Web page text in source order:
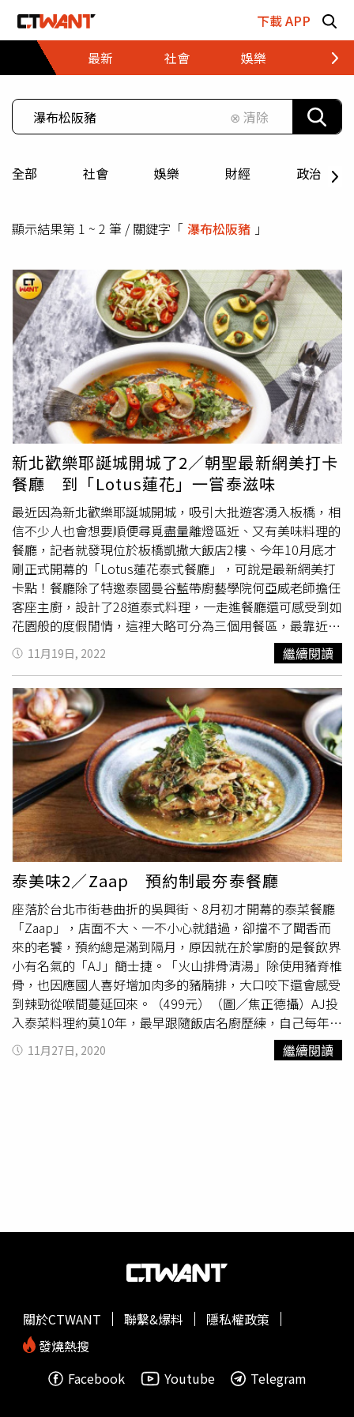
下載 APP
最新
社會 娛樂 財經
⊗ 清除
全部 社會 娛樂 財經 政治
顯示結果第 1 ~ 2 筆 / 關鍵字「 瀑布松阪豬 」
新北歡樂耶誕城開城了2／朝聖最新網美打卡
餐廳 到「Lotus蓮花」一嘗泰滋味
最近因為新北歡樂耶誕城開城，吸引大批遊客湧入板橋，相
信不少人也會想要順便尋覓盡量離燈區近、又有美味料理的
餐廳，記者就發現位於板橋凱撒大飯店2樓、今年10月底才
剛正式開幕的「Lotus蓮花泰式餐廳」，可說是最新網美打
卡點！餐廳除了特邀泰國曼谷藍帶廚藝學院何亞威老師擔任
客座主廚，設計了28道泰式料理，一走進餐廳還可感受到如
花園般的度假閒情，這裡大略可分為三個用餐區，最靠近入
門處的這區結合大幅蓮花壁畫及鸚鵡木雕，帶出熱帶風情，
後面兩區則結合更多綠意植栽與手工藤編元素，加上輕工業
風燈具妝點，呈現清新夢幻的風格。「一口泰」據傳是泰北
公主介紹給泰國國王拉瑪五世的菜色，後也成為泰國皇室經
典開胃菜，吃法是以假蒟葉包裹各式食材入口。（480元，
圖／趙文彬攝）仔細端詳菜單，最特別的可說是有百年歷史
的開胃菜「馬荷」，菜名的泰文原意為「奔馳的馬」，源自
早期富貴人家時常需要接待遠方來客，這道菜便是廚房端出
來應急的菜，主要食材包括豬肉、蝦、花生米、椰絲、水果
及棕櫚糖，上頭的豬肉球讓人聯想到滷肉月餅的鹹甜內餡；
另外還有可依喜好包入不同風味食材的「一口泰」，選用手
掌大小的新鮮假蒟葉，讓客人自行挑選羅望子、烤椰絲、花
生米、烤蝦米、紅葱頭、薑、檸檬角、辣椒等包覆入口，
鹹、甜、辣、酸等味道交織在口中，很是特別。「
豬」以薄荷、檸檬、烤糯米粉、乾辣椒碎等為松阪豬提味，
既有咬勁又酸辣可口。（380元，圖／趙文彬攝）用餐區以
大量窗戶引進自然採光，再搭配綠意植栽，讓人宛如置身明
亮寬敞的花園。（圖／趙文彬攝）其他人氣料理還包括像是
青木瓜沙拉另一種版本的「泰國芭樂沙拉」，以檸檬、魚
露、朝天椒、辣椒、棕櫚糖等調製醬汁，淋在同樣具有脆度
與果香的芭樂絲上，因為芭樂還先經辣椒、檸檬、番茄醃製
冷藏，滋味特別爽口；另外像肉汁與醬汁都豐富的「瀑布松
阪豬
」亦很下飯，而台灣人熟悉的「清蒸檸檬魚」同樣點菜
適用）；另即日起至12月31日凡於臉書或IG打卡分享，可
11月19日, 2022 繼續閱讀
泰美味2／Zaap 預約制最夯泰餐廳
座落於台北市街巷曲折的吳興街、8月初才開幕的泰菜餐廳
「Zaap」，店面不大、一不小心就錯過，卻擋不了聞香而
來的老饕，預約總是滿到隔月，原因就在於掌廚的是餐飲界
小有名氣的「AJ」簡士捷。「火山排骨清湯」除使用豬脊椎
骨，也因應國人喜好增加肉多的豬腩排，大口咬下還會感受
到辣勁從喉間蔓延回來。（499元）（圖／焦正德攝）AJ投
入泰菜料理約莫10年，最早跟隨飯店名廚歷練，自己每年也
到泰國當地廚藝教室上課、走訪傳統市場找尋特殊食材與調
料。在Zaap的菜色中，有許多都重現了主廚的味蕾記憶，
具情懷，因為這是在他剛接觸泰菜領域時習得，最特別的是
感。就像「Zaap」在泰國東北話代表「夠味」一樣，只有
味道夠好，才夠格放上菜單。ZAAP 地址：台北市信義區吳
私廚與餐館之間，座位排列也會依據預定人數隨時調整。
（圖／焦正德攝）
11月27日, 2020 繼續閱讀
關於CTWANT 聯繫&爆料
隱私權政策
發燒熱搜
Facebook
Youtube Telegram